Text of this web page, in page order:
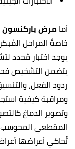
أما مرض باركنسون
خاصةً المراحل
يوجد اختبار مُحدد
يتضمن التشخيص
ردود الفعل،
ومراقبة كيفية
وتصوير الدماغ
المقطعي المحوسب
تُحاكي أعراضها